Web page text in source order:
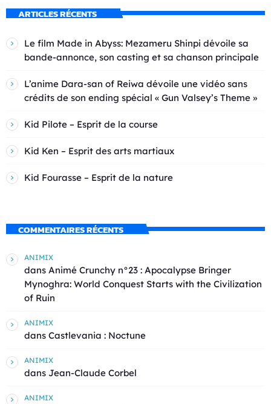
ARTICLES RÉCENTS
Le film Made in Abyss: Mezameru Shinpi dévoile sa
bande-annonce, son casting et sa chanson principale
L’anime Dara-san of Reiwa dévoile une vidéo sans
crédits de son ending spécial « Gun Valsey’s Theme »
Kid Pilote – Esprit de la course
Kid Ken – Esprit des arts martiaux
Kid Fourasse – Esprit de la nature
COMMENTAIRES RÉCENTS
ANIMIX
dans Animé Crunchy n°23 : Apocalypse Bringer
Mynoghra: World Conquest Starts with the Civilization
of Ruin
ANIMIX
dans Castlevania : Noctune
ANIMIX
dans Jean-Claude Corbel
ANIMIX